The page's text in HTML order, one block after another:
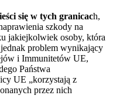
się w tych granicach,
szkody na
jakiejkolwiek osoby, która
problem wynikający
i Immunitetów UE,
Państwa
UE „korzystają z
przez nich